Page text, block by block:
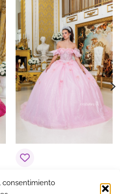
consentimiento
Vestido de 15 años
Elegancia Rosa Palo /